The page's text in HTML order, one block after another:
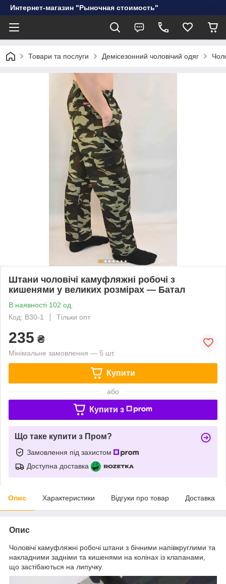
Интернет-магазин "Рыночная стоимость"
Товари та послуги Демісезонний чоловічий одяг
Штани чоловічі камуфляжні робочі з
кишенями у великих розмірах — Батал
В наявності 102 од.
Код: В30-1
Тільки опт
235 ₴
Мінімальне замовлення — 5 шт.
Купити
або
Купити з
Що таке купити з Пром?
Замовлення під захистом
Доступна доставка
Опис Характеристики Відгуки про товар Доставка
Опис
Чоловічі камуфляжні робочі штани з бічними напівкруглими та
накладними задніми та кишенями на колінах із клапанами,
що застібаються на липучку.